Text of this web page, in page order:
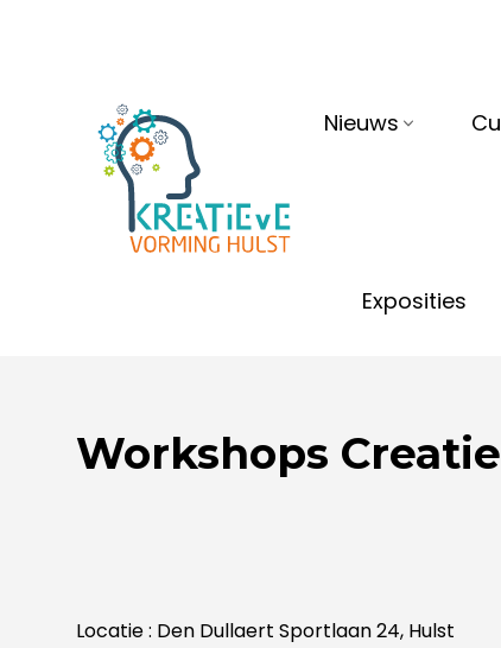
Nieuws
Exposities
Workshops
Locatie : Den Dullaert Sportlaan 24, Hulst